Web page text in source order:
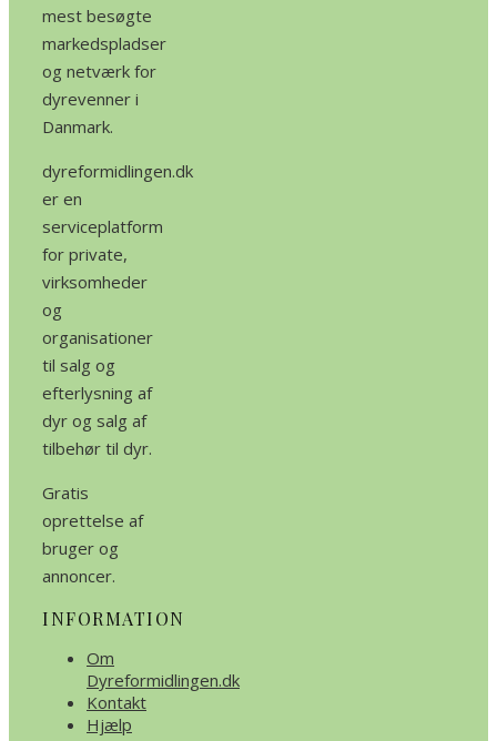
mest besøgte
markedspladser
og netværk for
dyrevenner i
Danmark.
dyreformidlingen.dk
er en
serviceplatform
for private,
virksomheder
og
organisationer
til salg og
efterlysning af
dyr og salg af
tilbehør til dyr.
Gratis
oprettelse af
bruger og
annoncer.
INFORMATION
Om
Dyreformidlingen.dk
Kontakt
Hjælp